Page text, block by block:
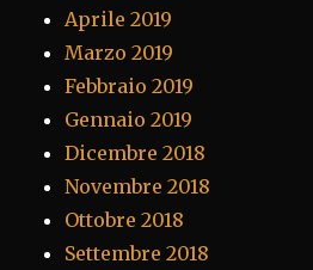
Aprile 2019
Marzo 2019
Febbraio 2019
Gennaio 2019
Dicembre 2018
Novembre 2018
Ottobre 2018
Settembre 2018